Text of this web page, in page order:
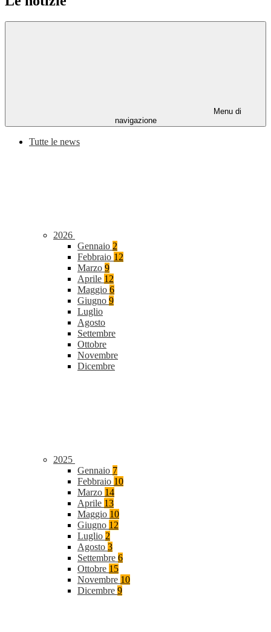
Menu di
navigazione
Tutte le news
2026
Gennaio 2
Febbraio 12
Marzo 9
Aprile 12
Maggio 6
Giugno 9
Luglio
Agosto
Settembre
Ottobre
Novembre
Dicembre
2025
Gennaio 7
Febbraio 10
Marzo 14
Aprile 13
Maggio 10
Giugno 12
Luglio 2
Agosto 3
Settembre 6
Ottobre 15
Novembre 10
Dicembre 9